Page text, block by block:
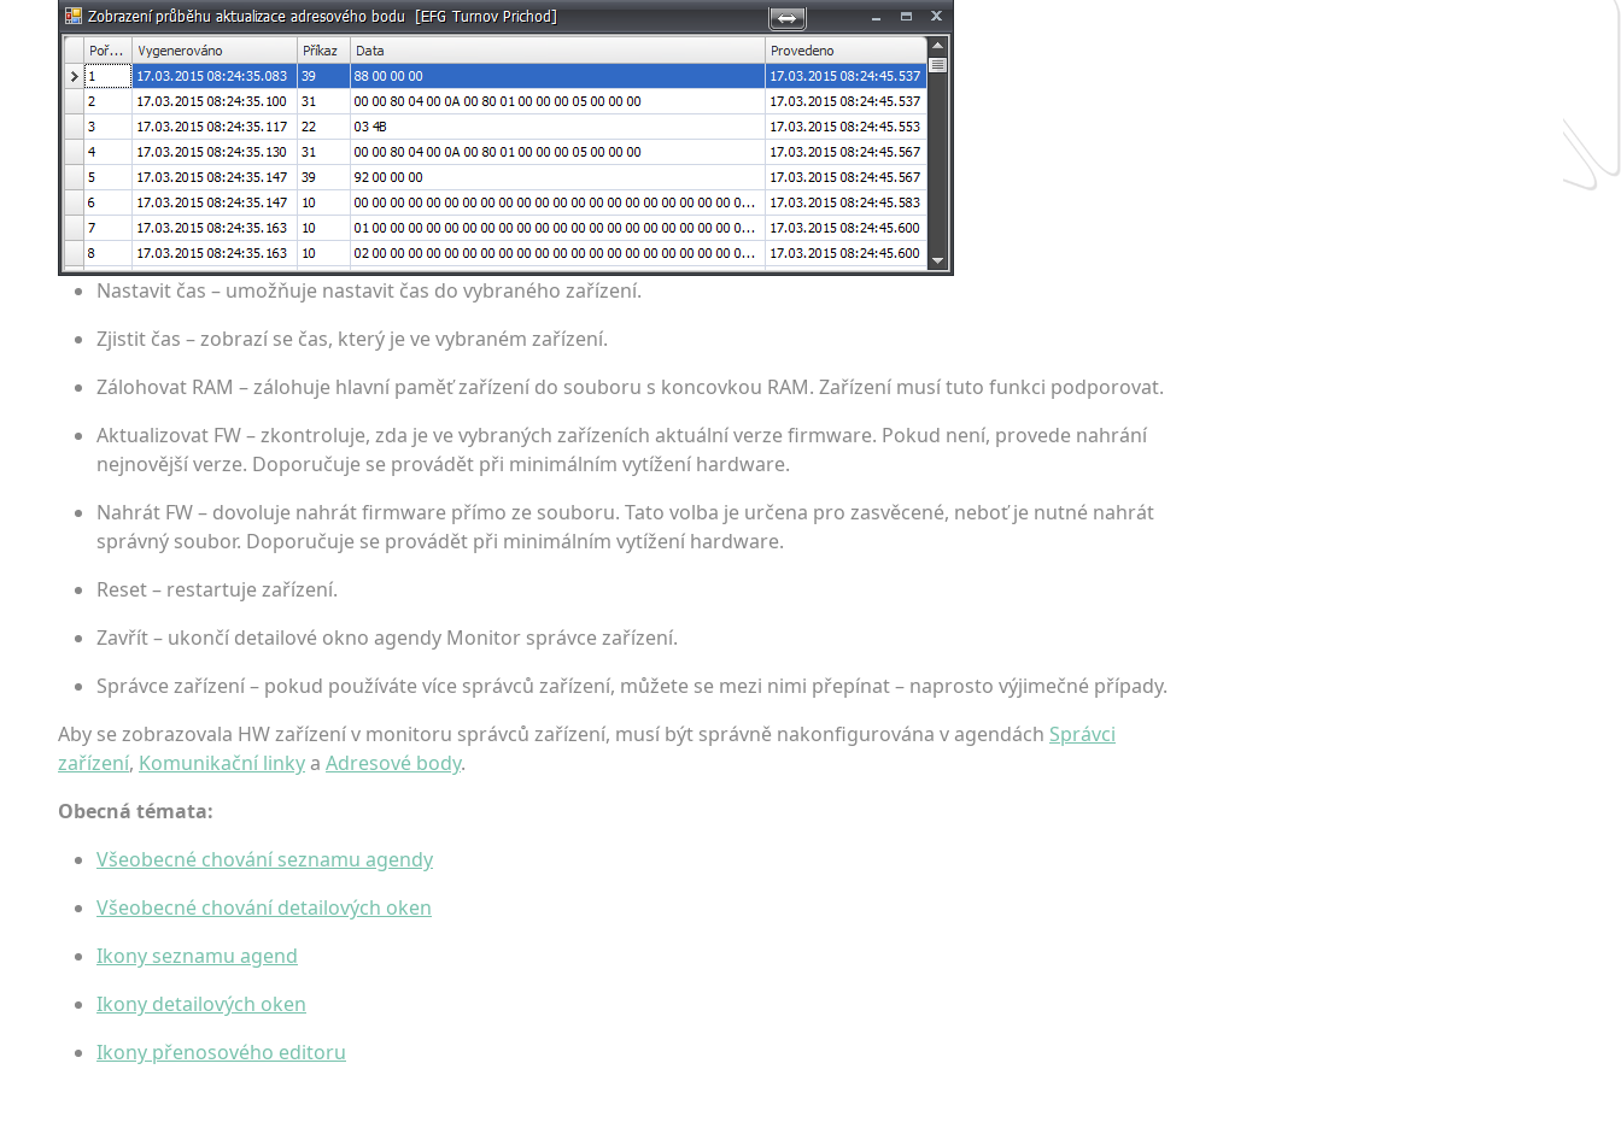
Nastavit čas – umožňuje nastavit čas do vybraného zařízení.
Zjistit čas – zobrazí se čas, který je ve vybraném zařízení.
Zálohovat RAM – zálohuje hlavní paměť zařízení do souboru s koncovkou RAM. Zařízení musí tuto funkci podporovat.
Aktualizovat FW – zkontroluje, zda je ve vybraných zařízeních aktuální verze firmware. Pokud není, provede nahrání
nejnovější verze. Doporučuje se provádět při minimálním vytížení hardware.
Nahrát FW – dovoluje nahrát firmware přímo ze souboru. Tato volba je určena pro zasvěcené, neboť je nutné nahrát
správný soubor. Doporučuje se provádět při minimálním vytížení hardware.
Reset – restartuje zařízení.
Zavřít – ukončí detailové okno agendy Monitor správce zařízení.
Správce zařízení – pokud používáte více správců zařízení, můžete se mezi nimi přepínat – naprosto výjimečné případy.
Aby se zobrazovala HW zařízení v monitoru správců zařízení, musí být správně nakonfigurována v agendách Správci
zařízení, Komunikační linkya Adresové body.
Obecná témata:
Všeobecné chování seznamu agendy
Všeobecné chování detailových oken
Ikony seznamu agend
Ikony detailových oken
Ikony přenosového editoru